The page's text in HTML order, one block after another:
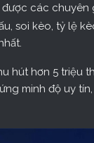
các
soi kèo, tỷ lệ
hút hơn 5 triệu
minh độ uy